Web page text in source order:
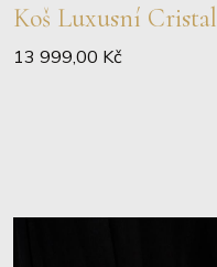
Koš Luxusní Cristal
13 999,00 Kč